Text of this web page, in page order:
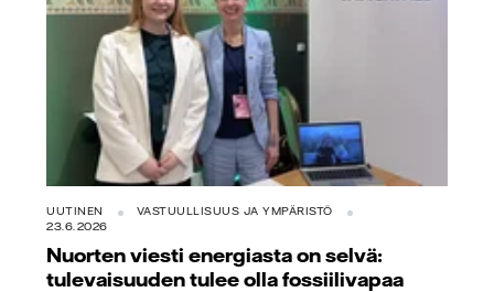
UUTINEN
VASTUULLISUUS JA YMPÄRISTÖ
23.6.2026
Nuorten viesti energiasta on selvä:
tulevaisuuden tulee olla fossiilivapaa